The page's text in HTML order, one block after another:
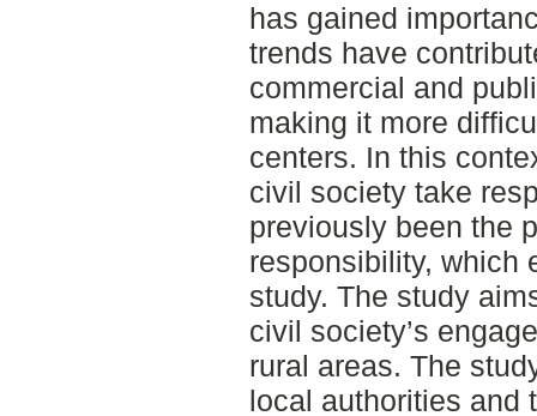
has gained
trends have
commercial and
making it more
centers. In this
civil society take
previously been the
responsibility, which
study. The study
civil society’s
rural areas. The
local authorities and